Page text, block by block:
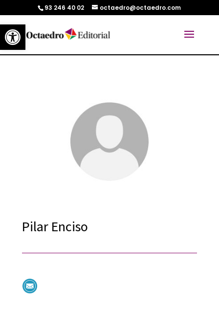
Abrir barra de herramientas
93 246 40 02 octaedro@octaedro.com
Pilar Enciso